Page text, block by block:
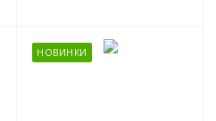
НОВИНКИ